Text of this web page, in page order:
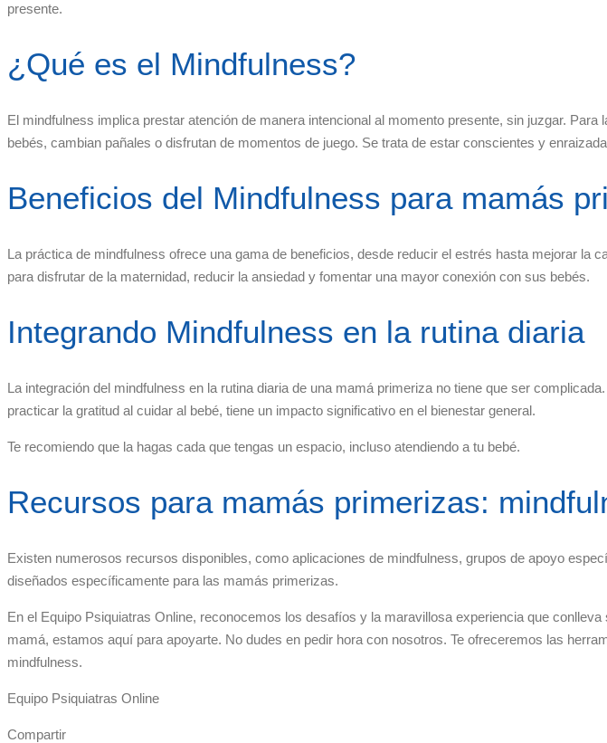
presente.
¿Qué es el Mindfulness?
El mindfulness implica prestar atención de manera intencional al momento presente, sin juzgar.
bebés, cambian pañales o disfrutan de momentos de juego. Se trata de estar conscientes y
Beneficios del Mindfulness para mamás
La práctica de mindfulness ofrece una gama de beneficios, desde reducir el estrés hasta mejorar
para disfrutar de la maternidad, reducir la ansiedad y fomentar una mayor conexión con sus bebés.
Integrando Mindfulness en la rutina diaria
La integración del mindfulness en la rutina diaria de una mamá primeriza no tiene que ser
practicar la gratitud al cuidar al bebé, tiene un impacto significativo en el bienestar general.
Te recomiendo que la hagas cada que tengas un espacio, incluso atendiendo a tu bebé.
Recursos para mamás primerizas:
Existen numerosos recursos disponibles, como aplicaciones de mindfulness, grupos de apoyo
diseñados específicamente para las mamás primerizas.
En el Equipo Psiquiatras Online, reconocemos los desafíos y la maravillosa experiencia que
mamá, estamos aquí para apoyarte. No dudes en pedir hora con nosotros. Te ofreceremos las
mindfulness.
Equipo Psiquiatras Online
Compartir